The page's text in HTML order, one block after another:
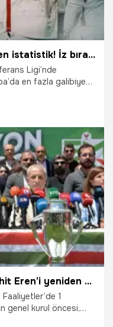
Samsunspor’dan dikkat çeken istatistik! İz bırakan etki
Ligi’nde
en fazla galibiyet
Amed Sportif Faaliyetler Nahit Eren’i yeniden başkan adayı gösterme kararı aldı
1
genel kurul öncesi,